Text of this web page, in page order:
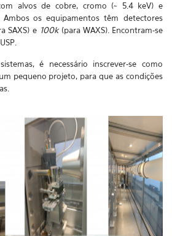
alvos de cobre, cromo (~ 5.4 keV) e
Ambos os equipamentos têm detectores
SAXS) e 100k(para WAXS). Encontram-se
é necessário inscrever-se como
pequeno projeto, para que as condições